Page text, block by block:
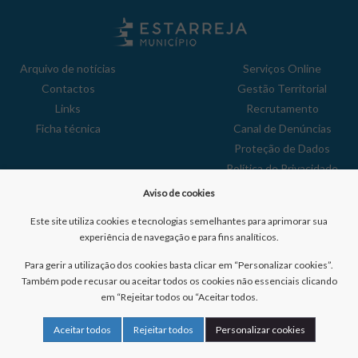
Arquivo de notícias
Contactos
Links
Ficha técnica
Serviços Online
Gestão Territorial
Recrutamento
Canal de Denúncias
Proteção de Dados
Política de Privacidade
Aviso de cookies
Este site utiliza cookies e tecnologias semelhantes para aprimorar sua
experiência de navegação e para fins analíticos.
Para gerir a utilização dos cookies basta clicar em “Personalizar cookies”.
Também pode recusar ou aceitar todos os cookies não essenciais clicando
em “Rejeitar todos ou “Aceitar todos.
Aceitar todos Rejeitar todos Personalizar cookies